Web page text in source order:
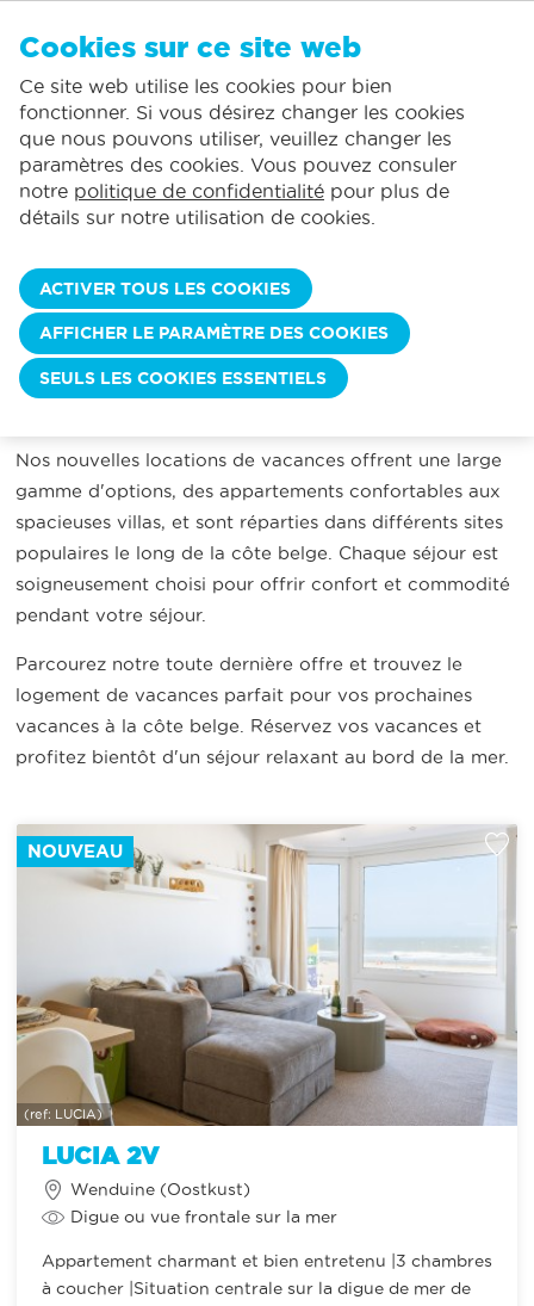
Comprend la consommation normale*
La plus grande offre de location de vacances
Des jours d'arrivée flexibles
Vous pouvez ajouter des hébergements à vos favoris en cliquant sur le
klikken.
St.-Idesbald:
Koksijde:
Oostduinkerke:
Wenduine:
Blankenberge:
NOUVEAU CHEZ SERVIMO HOLIDAYS !
vacances sur la côte belge.
Nous sommes ravis de vous présenter nos nouvelles
locations de vacances récemment ajoutées,
spécialement sélectionnées pour répondre à vos
Nos nouvelles locations de vacances offrent une large
gamme d'options, des appartements confortables aux
spacieuses villas, et sont réparties dans différents sites
populaires le long de la côte belge. Chaque séjour est
soigneusement choisi pour offrir confort et commodité
pendant votre séjour.
Parcourez notre toute dernière offre et trouvez le
logement de vacances parfait pour vos prochaines
vacances à la côte belge. Réservez vos vacances et
profitez bientôt d'un séjour relaxant au bord de la mer.
LUCIA 2V
NOUVEAU
(ref: LUCIA)
Wenduine (Oostkust)
Digue ou vue frontale sur la mer
Appartement charmant et bien entretenu |3 chambres
à coucher |Situation centrale sur la digue de mer de
Cookies sur ce site web
Ce site web utilise les cookies pour bien
fonctionner. Si vous désirez changer les cookies
que nous pouvons utiliser, veuillez changer les
paramètres des cookies. Vous pouvez consuler
notre politique de confidentialité pour plus de
détails sur notre utilisation de cookies.
ACTIVER TOUS LES COOKIES
AFFICHER LE PARAMÈTRE DES COOKIES
SEULS LES COOKIES ESSENTIELS